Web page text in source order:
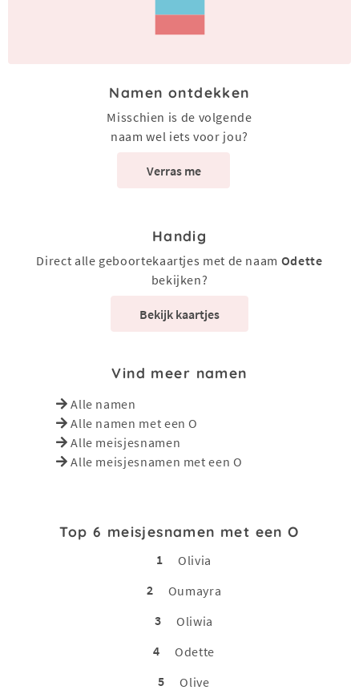
Namen ontdekken
Misschien is de volgende
naam wel iets voor jou?
Verras me
Handig
Direct alle geboortekaartjes met de naam Odette
bekijken?
Bekijk kaartjes
Vind meer namen
Alle namen
Alle namen met een O
Alle meisjesnamen
Alle meisjesnamen met een O
Top 6 meisjesnamen met een O
1
Olivia
2
Oumayra
3
Oliwia
4
Odette
5
Olive